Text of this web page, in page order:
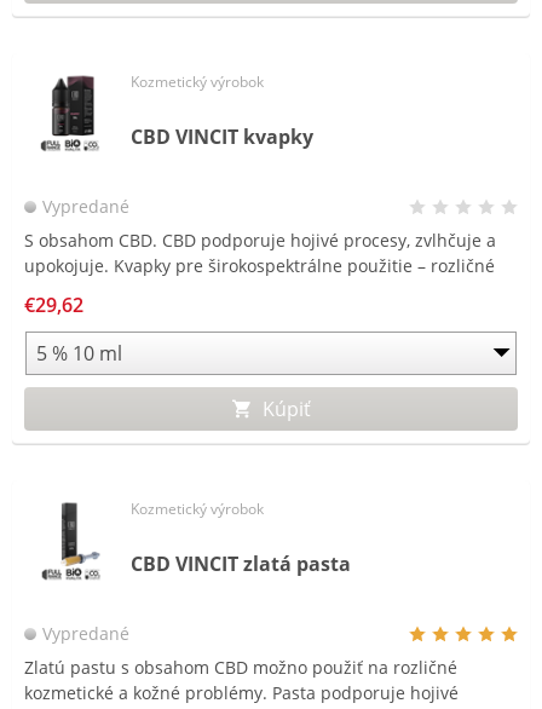
Kozmetický výrobok
CBD VINCIT kvapky
Vypredané
S obsahom CBD. CBD podporuje hojivé procesy, zvlhčuje a
upokojuje. Kvapky pre širokospektrálne použitie – rozličné
€29,62
Kúpiť
Kozmetický výrobok
CBD VINCIT zlatá pasta
Vypredané
Zlatú pastu s obsahom CBD možno použiť na rozličné
kozmetické a kožné problémy. Pasta podporuje hojivé